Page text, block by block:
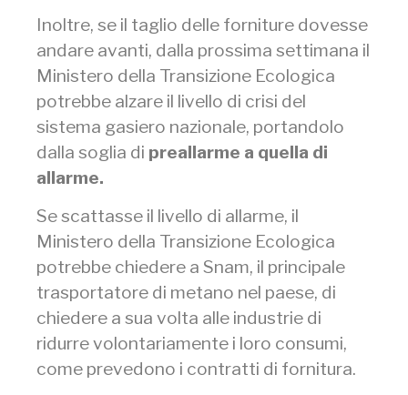
Inoltre, se il taglio delle forniture dovesse
andare avanti, dalla prossima settimana il
Ministero della Transizione Ecologica
potrebbe alzare il livello di crisi del
sistema gasiero nazionale, portandolo
dalla soglia di preallarme a quella di
allarme.
Se scattasse il livello di allarme, il
Ministero della Transizione Ecologica
potrebbe chiedere a Snam, il principale
trasportatore di metano nel paese, di
chiedere a sua volta alle industrie di
ridurre volontariamente i loro consumi,
come prevedono i contratti di fornitura.